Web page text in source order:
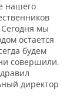
нашего
мы
остается
будем
совершили.
директор